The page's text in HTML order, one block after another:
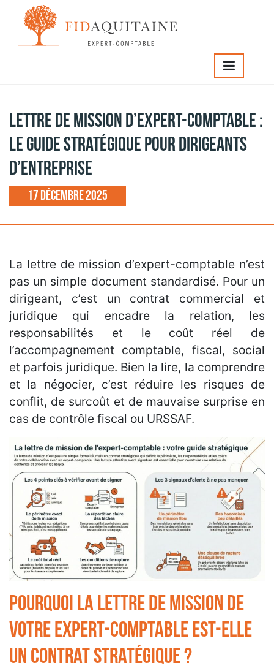
Lettre de mission d’expert-comptable : le
Lettre de mission d’expert-comptable :
le guide stratégique pour dirigeants
d’entreprise
17 décembre 2025
La lettre de mission d’expert-comptable n’est
pas un simple document standardisé. Pour un
dirigeant, c’est un contrat commercial et
juridique qui encadre la relation, les
responsabilités et le coût réel de
l’accompagnement comptable, fiscal, social
et parfois juridique. Bien la lire, la comprendre
et la négocier, c’est réduire les risques de
conflit, de surcoût et de mauvaise surprise en
cas de contrôle fiscal ou URSSAF.
Pourquoi la lettre de mission de
votre expert-comptable est-elle
un contrat stratégique ?